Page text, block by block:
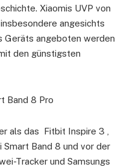
Xiaomis UVP von
angesichts
Geräts angeboten werden
den günstigsten
Band 8 Pro
als das Fitbit Inspire 3 ,
Band 8 und vor der
Tracker und Samsungs